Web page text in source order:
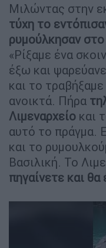
Μιλώντας στην
τύχη το
ρυμούλκησαν στο
«Ρίξαμε ένα
έξω και
και το
ανοικτά. Πήρα
Λιμεναρχείο και
αυτό το πράγμα.
και το
Βασιλική. Το
πηγαίνετε και